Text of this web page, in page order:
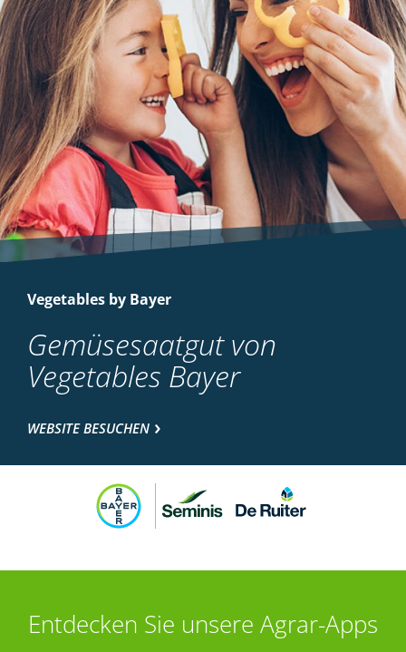
Vegetables by Bayer
Gemüsesaatgut von
Vegetables Bayer
WEBSITE BESUCHEN
Entdecken Sie unsere Agrar-Apps